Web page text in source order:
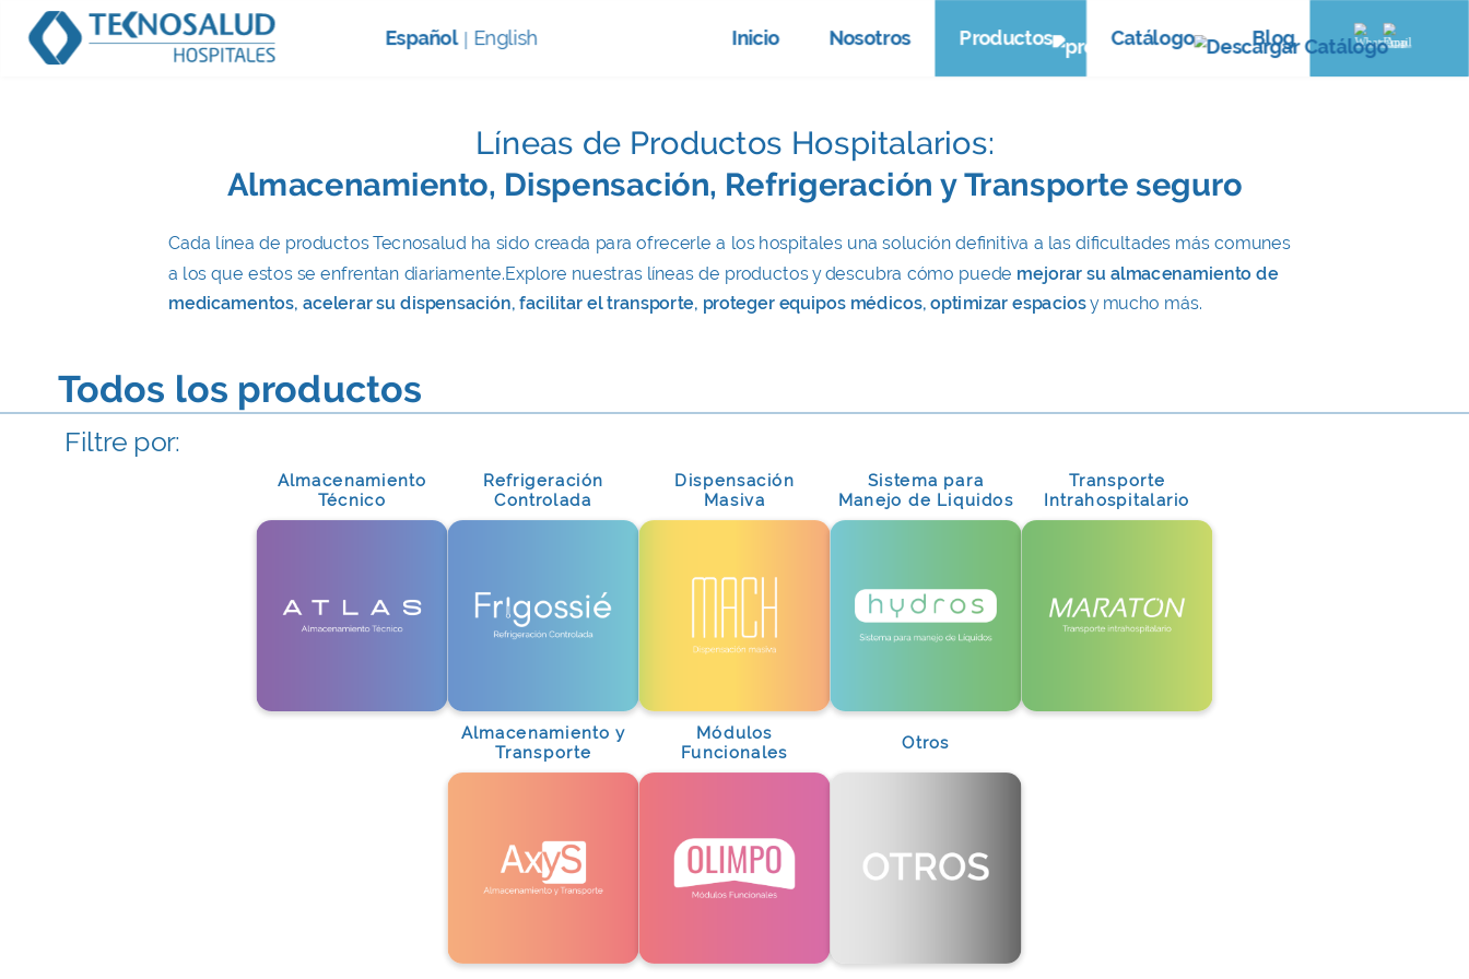
Español | English Inicio Nosotros Productos Catálogo Blog
Todos los productos
Filtre por:
Almacenar
Almacenamiento
Técnico
Refrigeración
Controlada
Dispensación
Masiva
Sistema para
Manejo de Liquidos
Transporte
Intrahospitalario
Almacenamiento y
Transporte
Módulos
Funcionales
Otros
Líneas de Productos Hospitalarios:
Almacenamiento, Dispensación, Refrigeración y Transporte seguro
Cada línea de productos Tecnosalud ha sido creada para ofrecerle a los hospitales una solución definitiva a las dificultades más comunes
a los que estos se enfrentan diariamente.Explore nuestras líneas de productos y descubra cómo puede mejorar su almacenamiento de
medicamentos, acelerar su dispensación, facilitar el transporte, proteger equipos médicos, optimizar espaciosy mucho más.